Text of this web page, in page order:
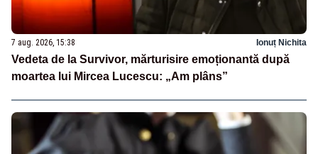
7 aug. 2026, 15:38 Ionuț Nichita
Vedeta de la Survivor, mărturisire emoționantă după
moartea lui Mircea Lucescu: „Am plâns”